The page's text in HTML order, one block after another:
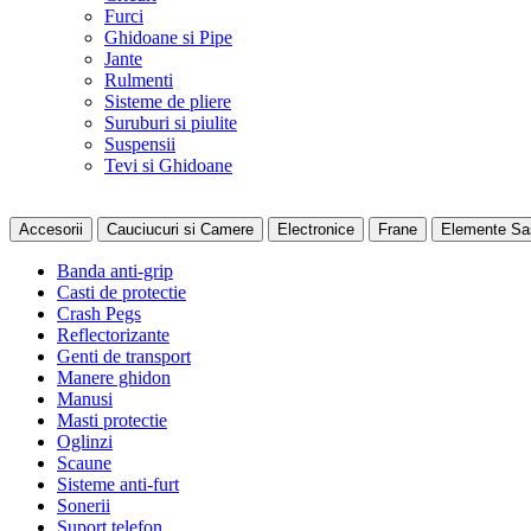
Furci
Ghidoane si Pipe
Jante
Rulmenti
Sisteme de pliere
Suruburi si piulite
Suspensii
Tevi si Ghidoane
Accesorii Cauciucuri si Camere Electronice Frane Elemente
Banda anti-grip
Casti de protectie
Crash Pegs
Reflectorizante
Genti de transport
Manere ghidon
Manusi
Masti protectie
Oglinzi
Scaune
Sisteme anti-furt
Sonerii
Suport telefon